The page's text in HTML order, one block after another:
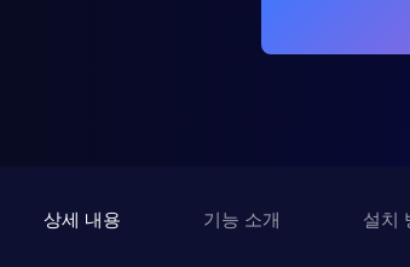
상세 내용 기능 소개 설치